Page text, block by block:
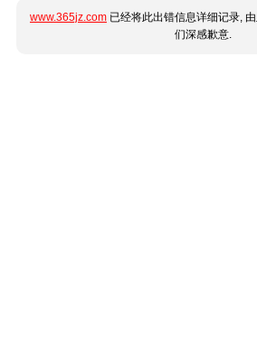
www.365jz.com 已经将此出错信息详细记录,
们深感歉意.